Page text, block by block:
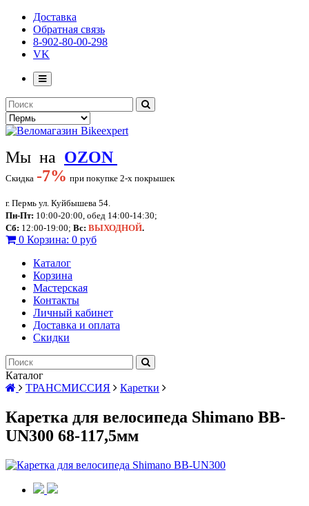
Доставка
Обратная связь
8-902-80-00-298
VK
Мы на OZON
Скидка -7% при покупке 2-х покрышек
г. Пермь ул. Куйбышева 54.
Пн-Пт: 10:00-20:00, обед 14:00-14:30;
Сб: 12:00-19:00; Вс: ВЫХОДНОЙ.
0 Корзина: 0 руб
Каталог
Корзина
Мастерская
Контакты
Личный кабинет
Доставка и оплата
Скидки
Каталог
ТРАНСМИССИЯ
Каретки
Каретка для велосипеда Shimano BB-
UN300 68-117,5мм